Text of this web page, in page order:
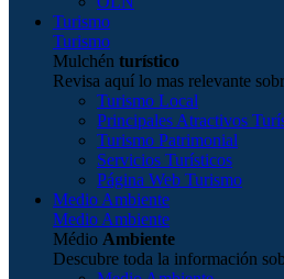
Turismo
Turismo
Mulchén turístico
Revisa aquí lo mas relevante
Turismo Local
Principales Atractivos
Turismo Patrimonial
Servicios Turísticos
Página Web Turismo
Medio Ambiente
Medio Ambiente
Médio Ambiente
Descubre toda la información